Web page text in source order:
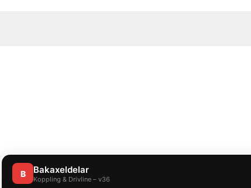
B Bakaxeldelar
Koppling & Drivline – v36